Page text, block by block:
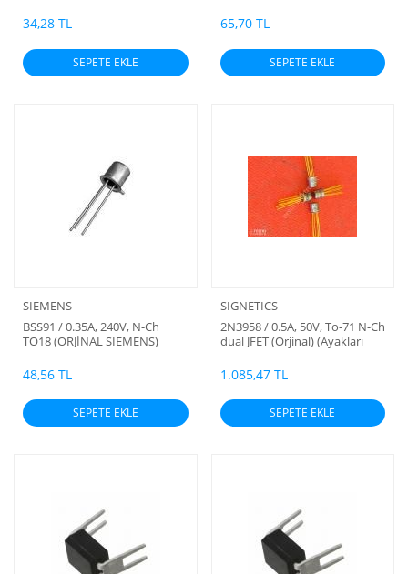
34,28 TL
SEPETE EKLE
65,70 TL
SEPETE EKLE
SIEMENS
BSS91 / 0.35A, 240V, N-Ch
TO18 (ORJİNAL SIEMENS)
48,56 TL
SEPETE EKLE
SIGNETICS
2N3958 / 0.5A, 50V, To-71 N-Ch
dual JFET (Orjinal) (Ayakları
1.085,47 TL
SEPETE EKLE